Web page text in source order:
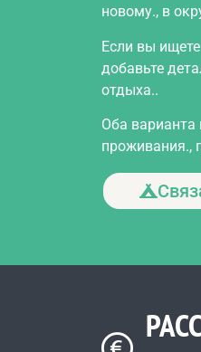
новому., в
Если вы
добавьте
отдыха..
Оба
проживания.,